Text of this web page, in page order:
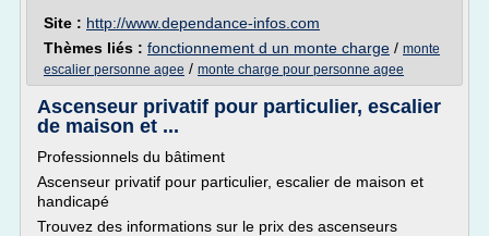
Site : http://www.dependance-infos.com
Thèmes liés : fonctionnement d un monte charge / monte
escalier personne agee / monte charge pour personne agee
Ascenseur privatif pour particulier, escalier
de maison et ...
Professionnels du bâtiment
Ascenseur privatif pour particulier, escalier de maison et
handicapé
Trouvez des informations sur le prix des ascenseurs